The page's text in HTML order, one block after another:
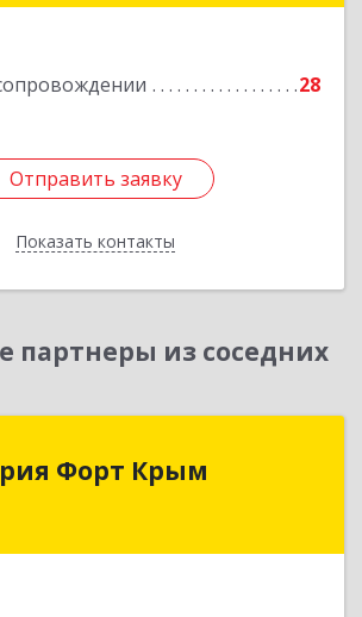
28
Отправить заявку
Показать контакты
Отправить заявку
Назад
из соседних
Форт Крым
Респ, Симферополь г, Киевская